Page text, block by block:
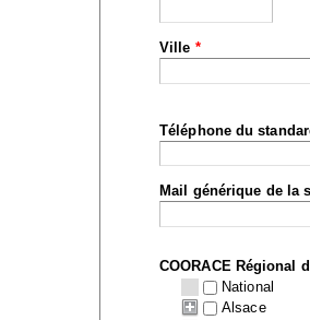
Ville *
Téléphone du
Mail générique de la
COORACE Régional
National
Alsace